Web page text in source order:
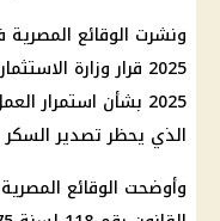
الذي يحظر تصدير
وأوضحت الوقائع